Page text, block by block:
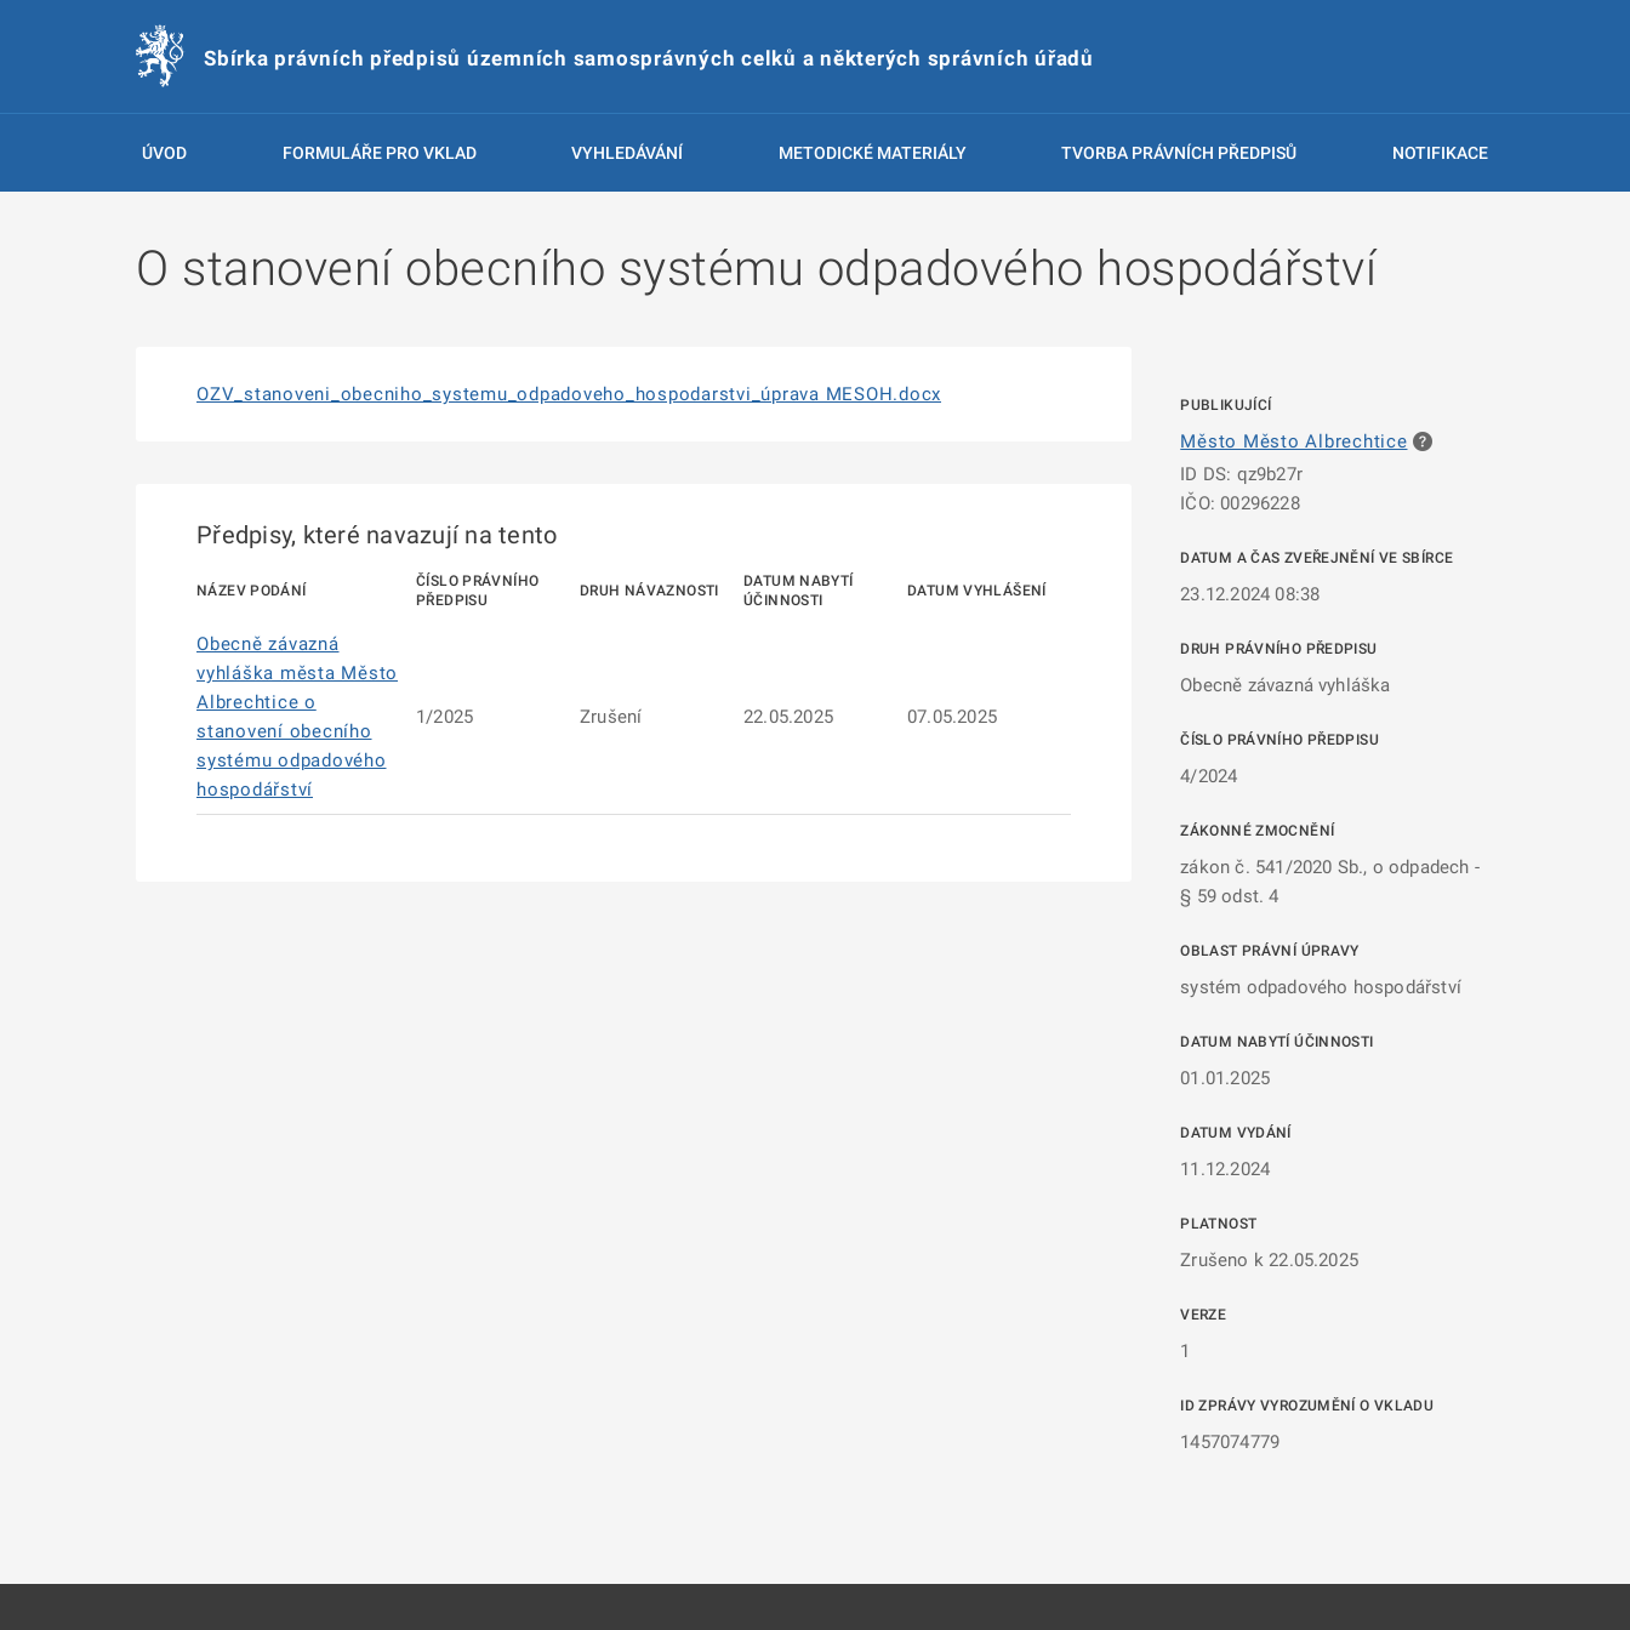
Sbírka právních předpisů územních samosprávných celků a některých správních úřadů
ÚVOD FORMULÁŘE PRO VKLAD VYHLEDÁVÁNÍ METODICKÉ MATERIÁLY TVORBA PRÁVNÍCH PŘEDPISŮ NOTIFIKACE
O stanovení obecního systému odpadového hospodářství
PUBLIKUJÍCÍ
Město Město Albrechtice
ID DS: qz9b27r
IČO: 00296228
DATUM A ČAS ZVEŘEJNĚNÍ VE SBÍRCE
23.12.2024 08:38
DRUH PRÁVNÍHO PŘEDPISU
Obecně závazná vyhláška
ČÍSLO PRÁVNÍHO PŘEDPISU
4/2024
ZÁKONNÉ ZMOCNĚNÍ
zákon č. 541/2020 Sb., o odpadech -
§ 59 odst. 4
OBLAST PRÁVNÍ ÚPRAVY
systém odpadového hospodářství
DATUM NABYTÍ ÚČINNOSTI
01.01.2025
DATUM VYDÁNÍ
11.12.2024
PLATNOST
Zrušeno k 22.05.2025
VERZE
1
ID ZPRÁVY VYROZUMĚNÍ O VKLADU
1457074779
OZV_stanoveni_obecniho_systemu_odpadoveho_hospodarstvi_úprava MESOH.docx
Předpisy, které navazují na tento
NÁZEV PODÁNÍ
ČÍSLO PRÁVNÍHO
PŘEDPISU
DRUH NÁVAZNOSTI
DATUM NABYTÍ
ÚČINNOSTI
DATUM VYHLÁŠENÍ
Obecně závazná
vyhláška města Město
Albrechtice o
stanovení obecního
systému odpadového
hospodářství
1/2025 Zrušení 22.05.2025 07.05.2025